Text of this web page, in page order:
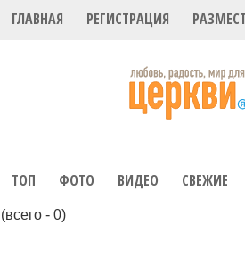
ГЛАВНАЯ РЕГИСТРАЦИЯ
ТОП ФОТО ВИДЕО СВЕЖИЕ
(всего - 0)